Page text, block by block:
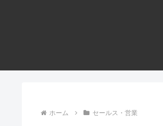
ホーム セールス・営業